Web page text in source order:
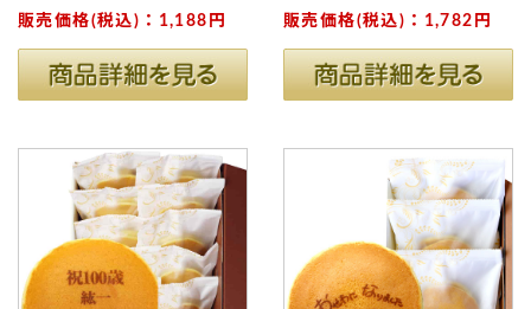
販売価格(税込)：1,188円 販売価格(税込)：1,782円